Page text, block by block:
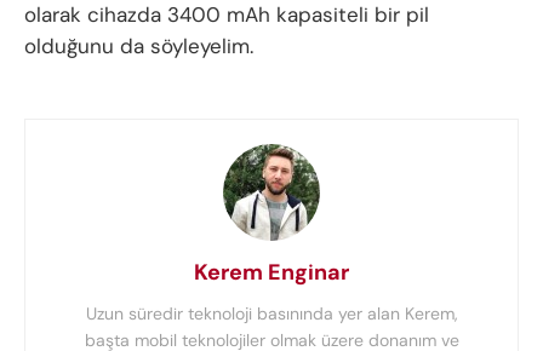
olarak cihazda 3400 mAh kapasiteli bir pil
olduğunu da söyleyelim.
Kerem Enginar
Uzun süredir teknoloji basınında yer alan Kerem,
başta mobil teknolojiler olmak üzere donanım ve